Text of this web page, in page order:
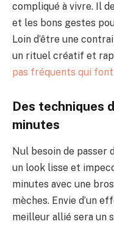
compliqué à vivre. Il
et les bons gestes
Loin d’être une
un rituel créatif et
pas fréquents qui
Des techniques
minutes
Nul besoin de passer
un look lisse et
minutes avec une
mèches. Envie d’un
meilleur allié sera un